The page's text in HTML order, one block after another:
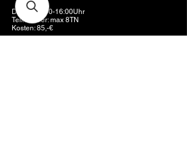
Dauer: 10:00-16:00Uhr
Teilnehmer: max 8TN​
Kosten: 85,-€